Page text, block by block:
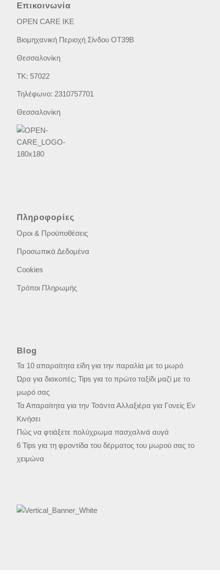
Επικοινωνία
OPEN CARE IKE
Βιομηχανική Περιοχή Σίνδου ΟΤ39Β
Θεσσαλονίκη
ΤΚ: 57022
Τηλέφωνο: 2310757701
Θεσσαλονίκη
Πληροφορίες
Όροι & Προϋποθέσεις
Προσωπικά Δεδομένα
Cookies
Τρόποι Πληρωμής
Blog
Τα 10 απαραίτητα είδη για την παραλία με το μωρό
Ώρα για διακοπές; Tips για το πρώτο ταξίδι μαζί με το
μωρό σας
Τα Απαραίτητα για την Τσάντα Αλλαξιέρα για Γονείς Εν
Κινήσει
Πώς να φτιάξετε πολύχρωμα πασχαλινά αυγά
6 Tips για τη φροντίδα του δέρματος του μωρού σας το
χειμώνα